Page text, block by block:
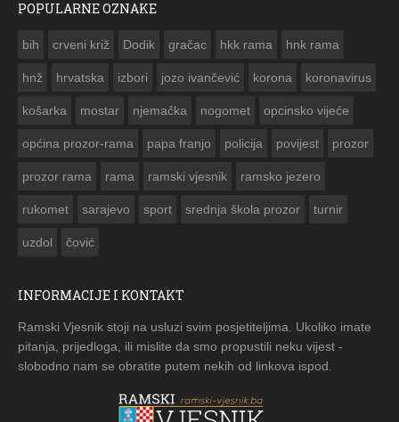
POPULARNE OZNAKE
bih crveni križ Dodik gračac hkk rama hnk rama
hnž hrvatska izbori jozo ivančević korona koronavirus
košarka mostar njemačka nogomet opcinsko vijeće
općina prozor-rama papa franjo policija povijest prozor
prozor rama rama ramski vjesnik ramsko jezero
rukomet sarajevo sport srednja škola prozor turnir
uzdol čović
INFORMACIJE I KONTAKT
Ramski Vjesnik stoji na usluzi svim posjetiteljima. Ukoliko imate
pitanja, prijedloga, ili mislite da smo propustili neku vijest -
slobodno nam se obratite putem nekih od linkova ispod.